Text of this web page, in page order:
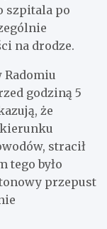
szpitala po
na drodze.
godziną 5
że
stracił
tego było
przepust